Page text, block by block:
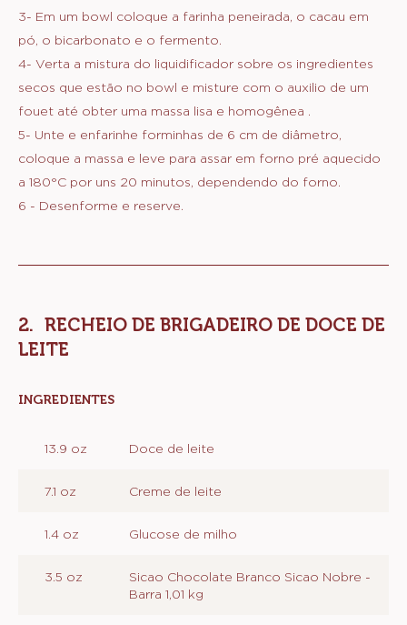
3- Em um bowl coloque a farinha peneirada, o cacau em
pó, o bicarbonato e o fermento.
4- Verta a mistura do liquidificador sobre os ingredientes
secos que estão no bowl e misture com o auxilio de um
fouet até obter uma massa lisa e homogênea .
5- Unte e enfarinhe forminhas de 6 cm de diâmetro,
coloque a massa e leve para assar em forno pré aquecido
a 180°C por uns 20 minutos, dependendo do forno.
6 - Desenforme e reserve.
RECHEIO DE BRIGADEIRO DE DOCE DE
LEITE
INGREDIENTES
BRIGADEIRO
DOCE
13.9 oz Doce de leite
7.1 oz Creme de leite
1.4 oz Glucose de milho
3.5 oz
Sicao Chocolate Branco Sicao Nobre -
Barra 1,01 kg